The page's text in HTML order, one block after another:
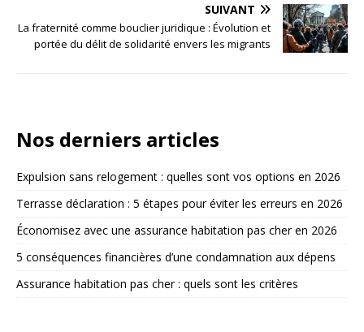
SUIVANT
La fraternité comme bouclier juridique : Évolution et
portée du délit de solidarité envers les migrants
Nos derniers articles
Expulsion sans relogement : quelles sont vos options en 2026
Terrasse déclaration : 5 étapes pour éviter les erreurs en 2026
Économisez avec une assurance habitation pas cher en 2026
5 conséquences financières d’une condamnation aux dépens
Assurance habitation pas cher : quels sont les critères